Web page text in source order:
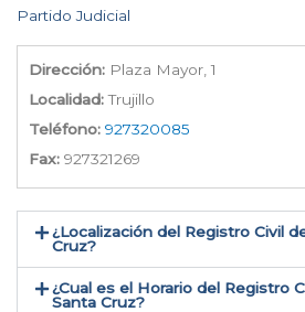
Partido Judicial
Dirección: Plaza Mayor, 1
Localidad:Trujillo
Teléfono: 927320085
Fax: 927321269
¿Localización del Registro Civil
Cruz​?
¿Cual es el Horario del Registro
Santa Cruz?